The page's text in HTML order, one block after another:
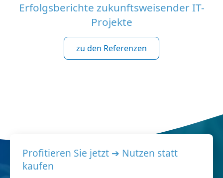
Erfolgsberichte zukunftsweisender IT-
Projekte
zu den Referenzen
Profitieren Sie jetzt ➔ Nutzen statt
kaufen